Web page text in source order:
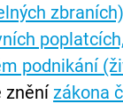
podnikání
znění zákona